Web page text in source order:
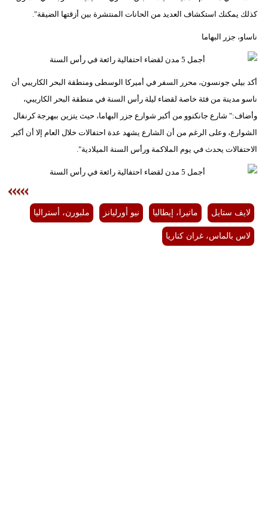
كذلك يمكنك استكشاف العديد من الحانات المنتشرة بين أزقتها الضيقة".
ناساو، جزر البهاما
أكد بيلي جونسون، محرر السفر في أميركا الوسطى ومنطقة البحر الكاريبي أن
ناسو مدينة من فئة خاصة لقضاء ليلة رأس السنة في منطقة البحر الكاريبي،
وأضاف:" شارع جانكنوو من أكبر شوارع جزر البهاما، حيث يتزين ببهرجة كرنفال
الشوارع، وعلى الرغم من أن الشارع يشهد عدة احتفالات خلال العام إلا أن أكبر
الاحتفالات يحدث في يوم الملاكمة ورأس السنة الميلادية".
لايف ستايل ماتيرا، إيطاليا نيو أورليانز ملبورن، أستراليا
لاس بالماس، غران كناريا